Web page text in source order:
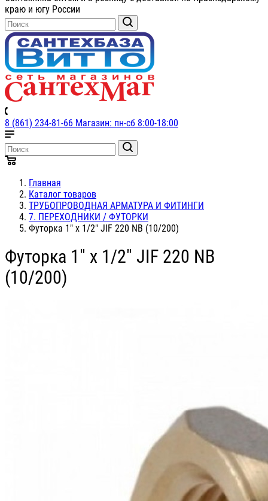
краю и югу России
8 (861) 234-81-66 Магазин: пн-сб 8:00-18:00
Главная
Каталог товаров
ТРУБОПРОВОДНАЯ АРМАТУРА И ФИТИНГИ
7. ПЕРЕХОДНИКИ / ФУТОРКИ
Футорка 1" х 1/2" JIF 220 NB (10/200)
Футорка 1" х 1/2" JIF 220 NB
(10/200)